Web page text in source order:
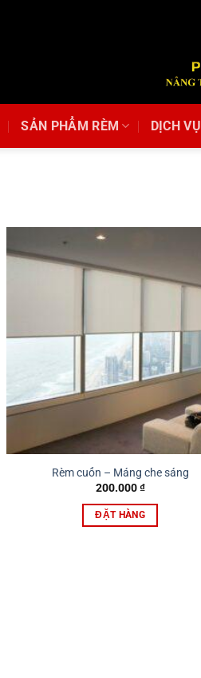
SẢN PHẨM RÈM DỊCH VỤ
Rèm cuốn – Máng che sáng
200.000₫
ĐẶT HÀNG